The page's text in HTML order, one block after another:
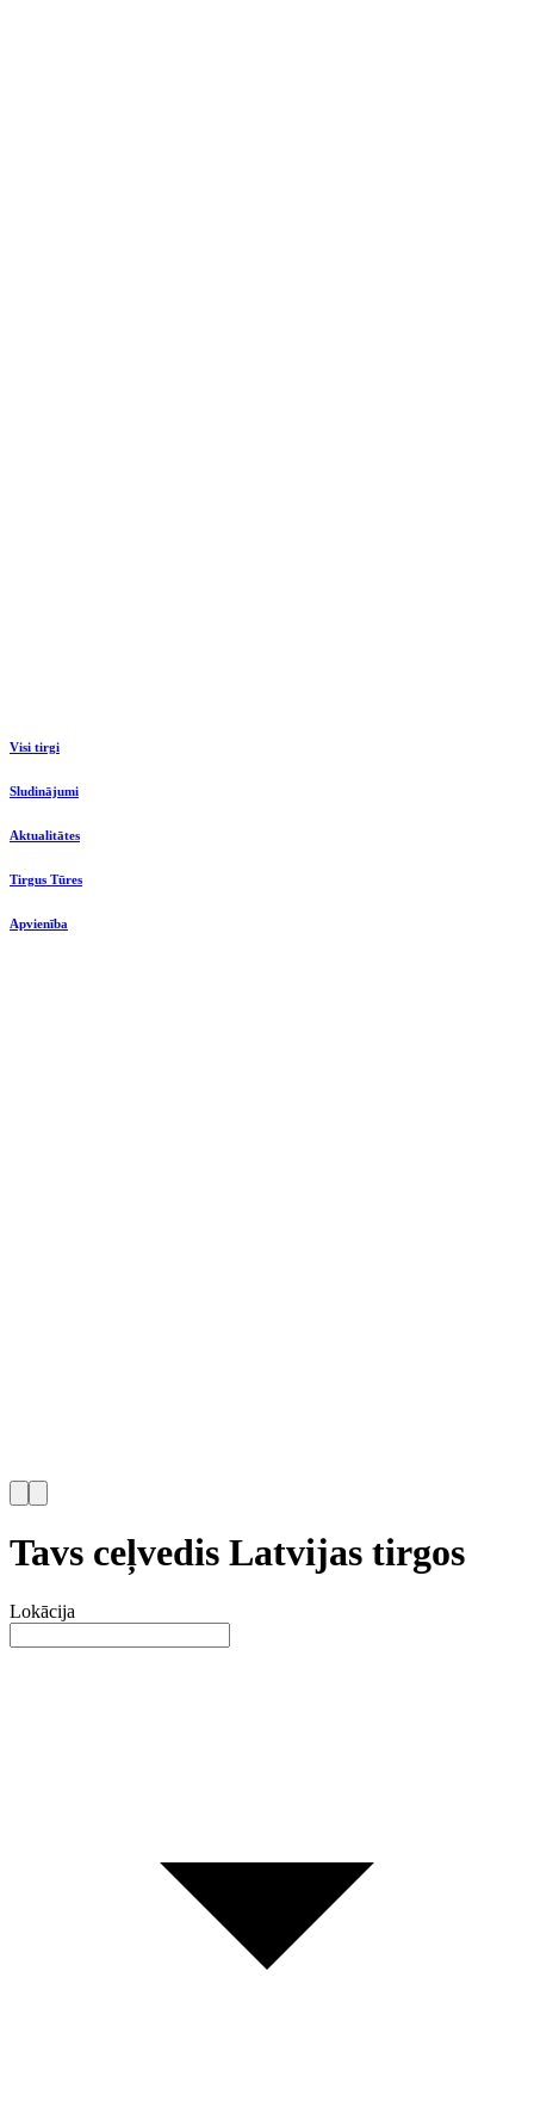
Visi tirgi
Sludinājumi
Aktualitātes
Tirgus Tūres
Apvienība
Tavs ceļvedis Latvijas tirgos
Lokācija